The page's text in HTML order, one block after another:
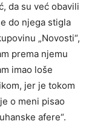
da su već obavili
do njega stigla
„Novosti“,
prema njemu
imao loše
jer je tokom
o meni pisao
afere“.